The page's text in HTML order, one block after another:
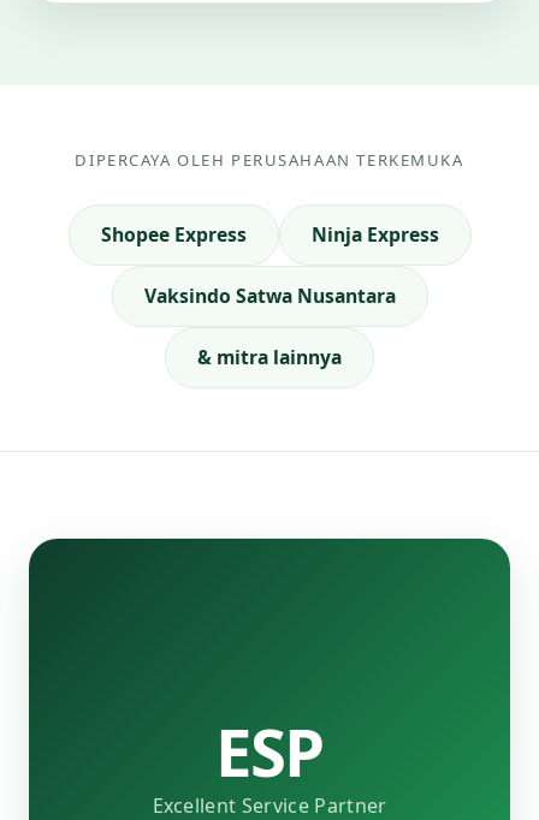
DIPERCAYA OLEH PERUSAHAAN TERKEMUKA
Shopee Express Ninja Express
Vaksindo Satwa Nusantara
& mitra lainnya
ESP
Excellent Service Partner